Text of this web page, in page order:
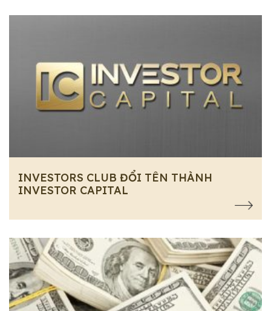
INVESTORS CLUB ĐỔI TÊN THÀNH
INVESTOR CAPITAL